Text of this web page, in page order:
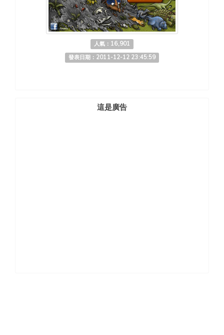
人氣：16,901
發表日期：2011-12-12 23:45:59
這是廣告